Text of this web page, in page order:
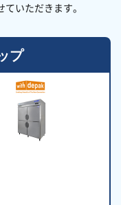
いただきます。
プ